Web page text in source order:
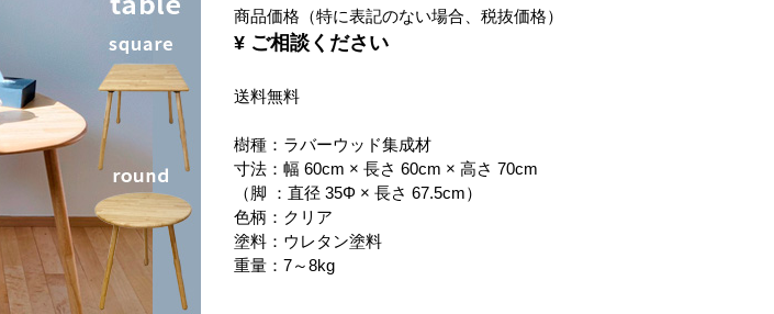
商品価格（特に表記のない場合、税抜価格）
¥ ご相談ください
送料無料
樹種：ラバーウッド集成材
寸法：幅 60cm × 長さ 60cm × 高さ 70cm
（脚 ：直径 35Φ × 長さ 67.5cm）
色柄：クリア
塗料：ウレタン塗料
重量：7～8kg